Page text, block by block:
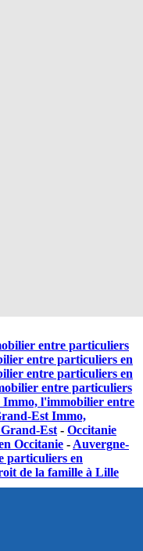
entre particuliers
entre particuliers en
entre particuliers en
entre particuliers
l'immobilier entre
Est Immo,
Est - Occitanie
Occitanie - Auvergne-
particuliers en
de la famille à Lille